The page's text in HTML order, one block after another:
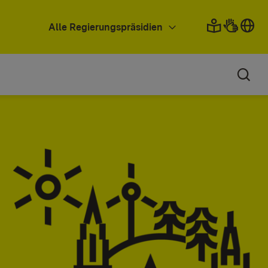
Alle Regierungspräsidien